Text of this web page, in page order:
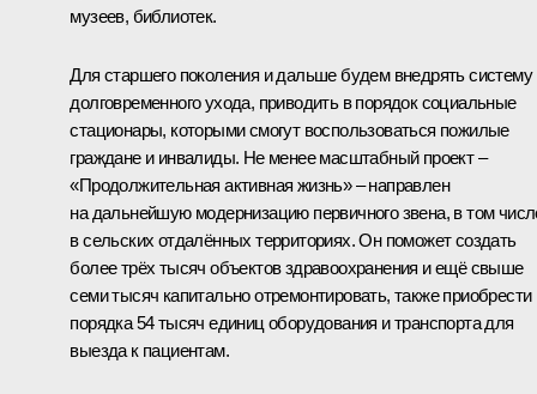
музеев, библиотек.
Для старшего поколения и дальше будем внедрять систему
долговременного ухода, приводить в порядок социальные
стационары, которыми смогут воспользоваться пожилые
граждане и инвалиды. Не менее масштабный проект –
«Продолжительная активная жизнь» – направлен
на дальнейшую модернизацию первичного звена, в том
в сельских отдалённых территориях. Он поможет создать
более трёх тысяч объектов здравоохранения и ещё свыше
семи тысяч капитально отремонтировать, также приобрести
порядка 54 тысяч единиц оборудования и транспорта для
выезда к пациентам.